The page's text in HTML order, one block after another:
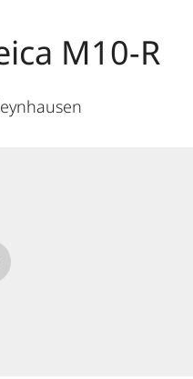
M10-R